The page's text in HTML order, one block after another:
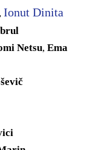
, Ionut Dinita
Netsu, Ema